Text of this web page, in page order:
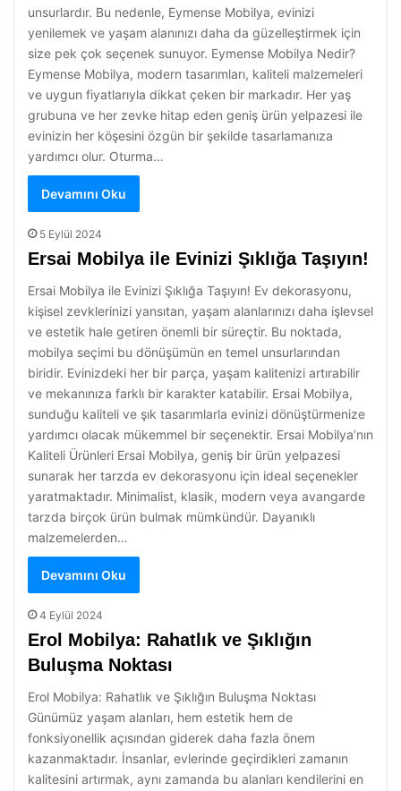
unsurlardır. Bu nedenle, Eymense Mobilya, evinizi
yenilemek ve yaşam alanınızı daha da güzelleştirmek için
size pek çok seçenek sunuyor. Eymense Mobilya Nedir?
Eymense Mobilya, modern tasarımları, kaliteli malzemeleri
ve uygun fiyatlarıyla dikkat çeken bir markadır. Her yaş
grubuna ve her zevke hitap eden geniş ürün yelpazesi ile
evinizin her köşesini özgün bir şekilde tasarlamanıza
yardımcı olur. Oturma…
Devamını Oku
5 Eylül 2024
Ersai Mobilya ile Evinizi Şıklığa Taşıyın!
Ersai Mobilya ile Evinizi Şıklığa Taşıyın! Ev dekorasyonu,
kişisel zevklerinizi yansıtan, yaşam alanlarınızı daha işlevsel
ve estetik hale getiren önemli bir süreçtir. Bu noktada,
mobilya seçimi bu dönüşümün en temel unsurlarından
biridir. Evinizdeki her bir parça, yaşam kalitenizi artırabilir
ve mekanınıza farklı bir karakter katabilir. Ersai Mobilya,
sunduğu kaliteli ve şık tasarımlarla evinizi dönüştürmenize
yardımcı olacak mükemmel bir seçenektir. Ersai Mobilya’nın
Kaliteli Ürünleri Ersai Mobilya, geniş bir ürün yelpazesi
sunarak her tarzda ev dekorasyonu için ideal seçenekler
yaratmaktadır. Minimalist, klasik, modern veya avangarde
tarzda birçok ürün bulmak mümkündür. Dayanıklı
malzemelerden…
Devamını Oku
4 Eylül 2024
Erol Mobilya: Rahatlık ve Şıklığın
Buluşma Noktası
Erol Mobilya: Rahatlık ve Şıklığın Buluşma Noktası
Günümüz yaşam alanları, hem estetik hem de
fonksiyonellik açısından giderek daha fazla önem
kazanmaktadır. İnsanlar, evlerinde geçirdikleri zamanın
kalitesini artırmak, aynı zamanda bu alanları kendilerini en